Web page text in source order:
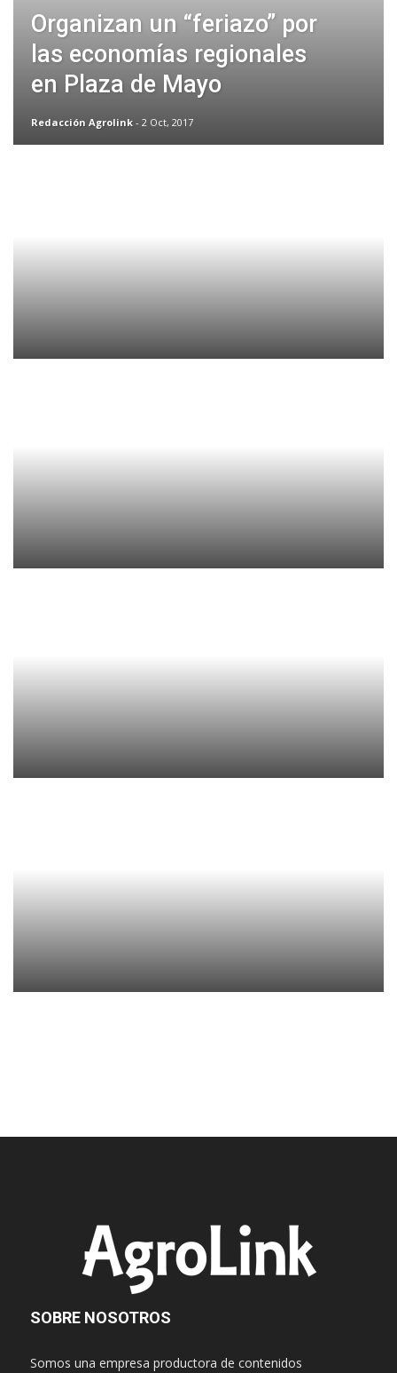
Organizan un “feriazo” por
las economías regionales
en Plaza de Mayo
Redacción Agrolink - 2 Oct, 2017
SOBRE NOSOTROS
Somos una empresa productora de contenidos